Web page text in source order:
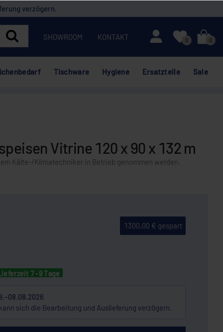
verzögern.
SHOWROOM KONTAKT
Mein Konto
0
0
Tischware Hygiene Ersatzteile Sale
Vitrine 120 x 90 x 132 m
Kälte-/Klimatechniker in Betrieb genommen werden.
1300,00 € gespart
7 -9 Tage
sich die Bearbeitung und Auslieferung verzögern.